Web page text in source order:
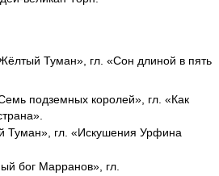
Туман», гл. «Сон длиной в пять
подземных королей», гл. «Как
Туман», гл. «Искушения Урфина
бог Марранов», гл.